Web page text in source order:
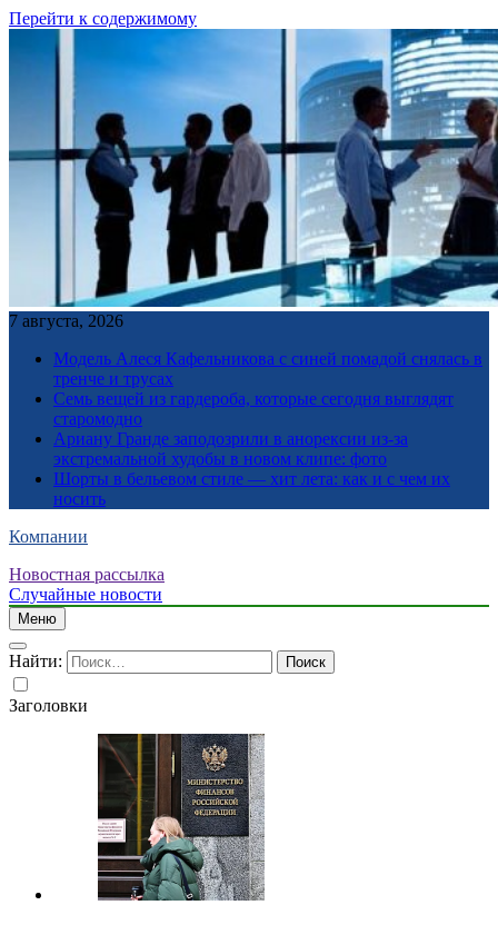
Перейти к содержимому
7 августа, 2026
Модель Алеся Кафельникова с синей помадой снялась в
тренче и трусах
Семь вещей из гардероба, которые сегодня выглядят
старомодно
Ариану Гранде заподозрили в анорексии из-за
экстремальной худобы в новом клипе: фото
Шорты в бельевом стиле — хит лета: как и с чем их
носить
Компании
Новостная рассылка
Случайные новости
Меню
Найти:
Заголовки